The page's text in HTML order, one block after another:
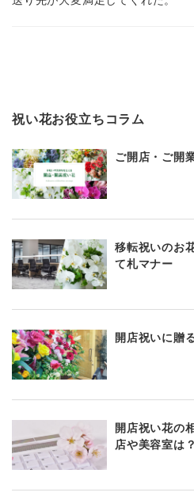
祝い花お役立ちコラム
ご開店・ご開
移転祝いのお
て札マナー
開店祝いに贈
開店祝い花の
店や美容室は？